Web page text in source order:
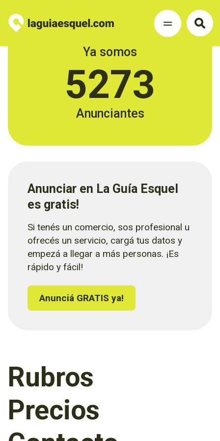
Ya somos
5273
Anunciantes
Anunciar en La Guía Esquel
es gratis!
Si tenés un comercio, sos profesional u
ofrecés un servicio, cargá tus datos y
empezá a llegar a más personas. ¡Es
rápido y fácil!
Anunciá GRATIS ya!
Rubros
Precios